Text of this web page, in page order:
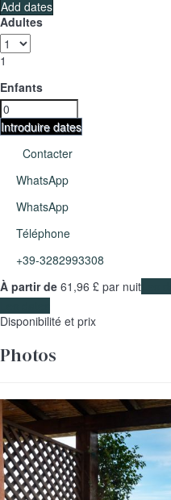
Add dates
Adultes
1
Enfants
Introduire dates
Contacter
WhatsApp
WhatsApp
Téléphone
+39-3282993308
À partir de 61,96 £ par nuit
Disponibilité et prix
Photos